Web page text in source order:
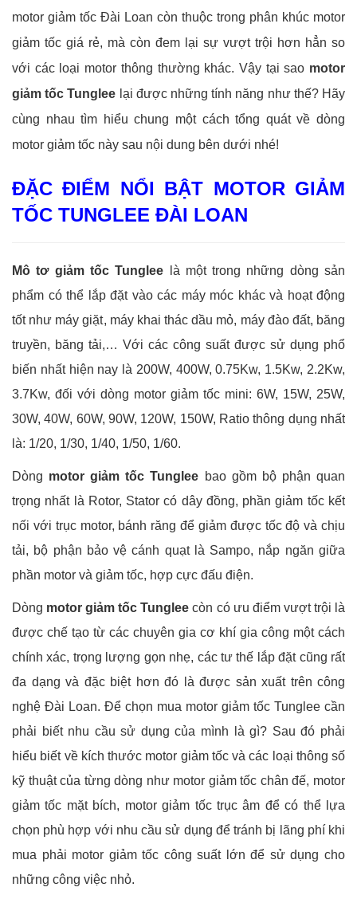
motor giảm tốc Đài Loan còn thuộc trong phân khúc motor
giảm tốc giá rẻ, mà còn đem lại sự vượt trội hơn hẳn so
với các loại motor thông thường khác. Vậy tại sao motor
giảm tốc Tunglee lại được những tính năng như thế? Hãy
cùng nhau tìm hiểu chung một cách tổng quát về dòng
motor giảm tốc này sau nội dung bên dưới nhé!
ĐẶC ĐIỂM NỔI BẬT MOTOR GIẢM
TỐC TUNGLEE ĐÀI LOAN
Mô tơ giảm tốc Tunglee là một trong những dòng sản
phẩm có thể lắp đặt vào các máy móc khác và hoạt động
tốt như máy giặt, máy khai thác dầu mỏ, máy đào đất, băng
truyền, băng tải,… Với các công suất được sử dụng phổ
biến nhất hiện nay là 200W, 400W, 0.75Kw, 1.5Kw, 2.2Kw,
3.7Kw, đối với dòng motor giảm tốc mini: 6W, 15W, 25W,
30W, 40W, 60W, 90W, 120W, 150W, Ratio thông dụng nhất
là: 1/20, 1/30, 1/40, 1/50, 1/60.
Dòng motor giảm tốc Tunglee bao gồm bộ phận quan
trọng nhất là Rotor, Stator có dây đồng, phần giảm tốc kết
nối với trục motor, bánh răng để giảm được tốc độ và chịu
tải, bộ phận bảo vệ cánh quạt là Sampo, nắp ngăn giữa
phần motor và giảm tốc, hợp cực đấu điện.
Dòng motor giảm tốc Tunglee còn có ưu điểm vượt trội là
được chế tạo từ các chuyên gia cơ khí gia công một cách
chính xác, trọng lượng gọn nhẹ, các tư thế lắp đặt cũng rất
đa dạng và đặc biệt hơn đó là được sản xuất trên công
nghệ Đài Loan. Để chọn mua motor giảm tốc Tunglee cần
phải biết nhu cầu sử dụng của mình là gì? Sau đó phải
hiểu biết về kích thước motor giảm tốc và các loại thông số
kỹ thuật của từng dòng như motor giảm tốc chân đế, motor
giảm tốc mặt bích, motor giảm tốc trục âm để có thể lựa
chọn phù hợp với nhu cầu sử dụng để tránh bị lãng phí khi
mua phải motor giảm tốc công suất lớn để sử dụng cho
những công việc nhỏ.